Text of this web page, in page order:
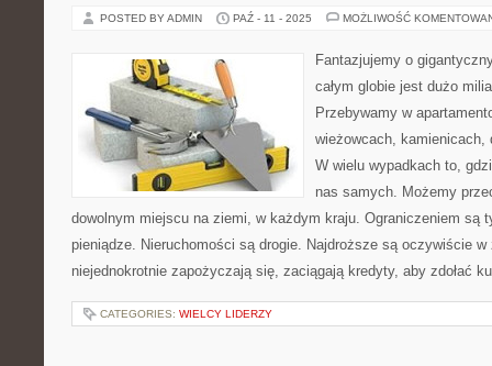
POSTED BY ADMIN PAŹ - 11 - 2025 MOŻLIWOŚĆ
Fantazjujemy o
całym globie jest dużo
Przebywamy w
wieżowcach, kamienicach,
W wielu wypadkach to,
nas samych. Możemy
dowolnym miejscu na ziemi, w każdym kraju. Ograniczeniem są
pieniądze. Nieruchomości są drogie. Najdroższe są oczywiście
niejednokrotnie zapożyczają się, zaciągają kredyty, aby zdołać
CATEGORIES: WIELCY LIDERZY